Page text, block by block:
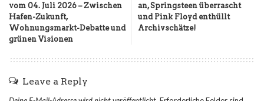
vom 04. Juli 2026 – Zwischen
Hafen-Zukunft,
Wohnungsmarkt-Debatte und
grünen Visionen
an, Springsteen überrascht
und Pink Floyd enthüllt
Archivschätze!
Leave a Reply